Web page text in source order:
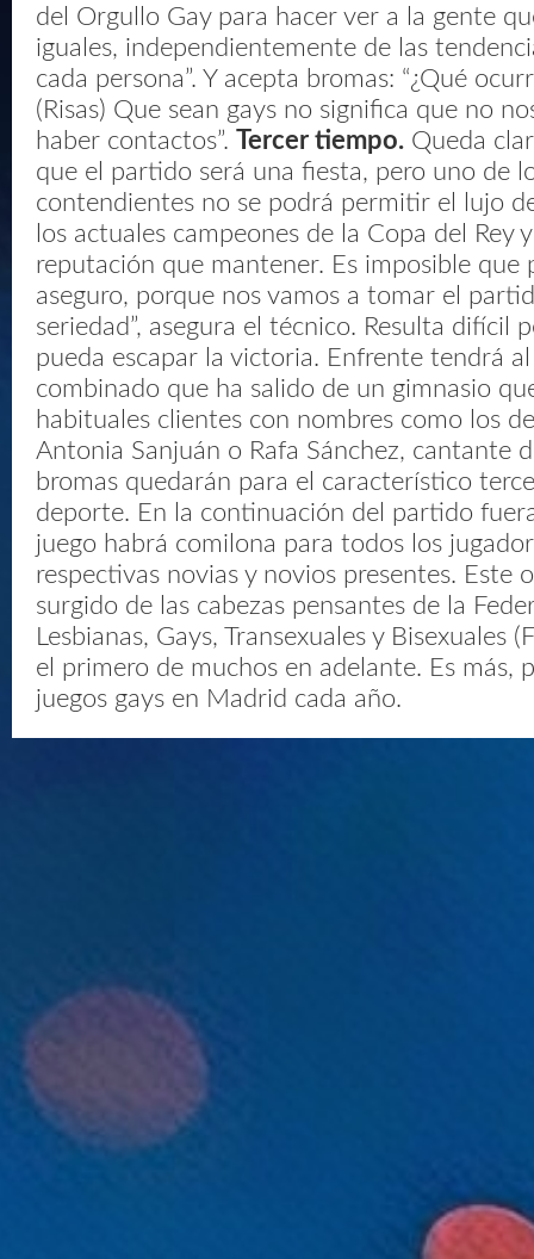
del Orgullo Gay para hacer ver a la gente
iguales, independientemente de las
cada persona”. Y acepta bromas: “¿Qué
(Risas) Que sean gays no significa que no
haber contactos”. Tercer tiempo. Queda
que el partido será una fiesta, pero uno de
contendientes no se podrá permitir el lujo
los actuales campeones de la Copa del Rey
reputación que mantener. Es imposible que
aseguro, porque nos vamos a tomar el
seriedad”, asegura el técnico. Resulta difícil
pueda escapar la victoria. Enfrente tendrá
combinado que ha salido de un gimnasio
habituales clientes con nombres como los
Antonia Sanjuán o Rafa Sánchez, cantante
bromas quedarán para el característico
deporte. En la continuación del partido
juego habrá comilona para todos los
respectivas novias y novios presentes. Este
surgido de las cabezas pensantes de la
Lesbianas, Gays, Transexuales y Bisexuales
el primero de muchos en adelante. Es más,
juegos gays en Madrid cada año.